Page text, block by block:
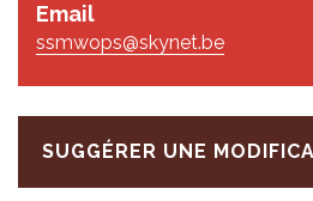
Email
ssmwops@skynet.be
SUGGÉRER UNE